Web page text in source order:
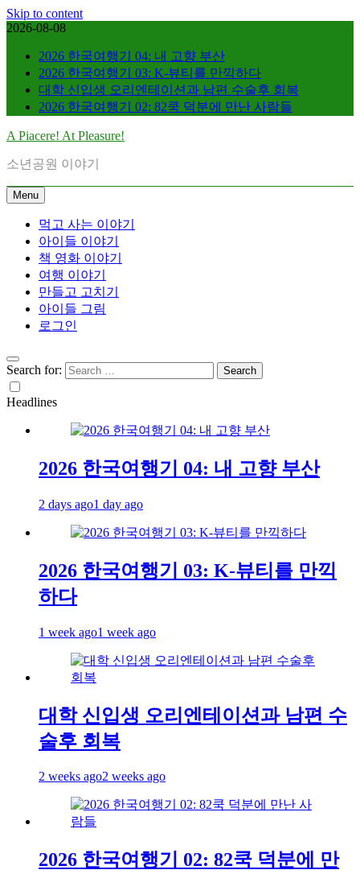
Skip to content
2026-08-08
2026 한국여행기 04: 내 고향 부산
2026 한국여행기 03: K-뷰티를 만끽하다
대학 신입생 오리엔테이션과 남편 수술후 회복
2026 한국여행기 02: 82쿡 덕분에 만난 사람들
A Piacere! At Pleasure!
소년공원 이야기
Menu
먹고 사는 이야기
아이들 이야기
책 영화 이야기
여행 이야기
만들고 고치기
아이들 그림
로그인
Search for:
Headlines
2026 한국여행기 04: 내 고향 부산
2 days ago1 day ago
2026 한국여행기 03: K-뷰티를 만끽
하다
1 week ago1 week ago
대학 신입생 오리엔테이션과 남편 수
술후 회복
2 weeks ago2 weeks ago
2026 한국여행기 02: 82쿡 덕분에 만